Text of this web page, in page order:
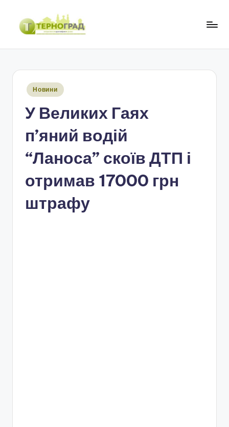
Перейти
Опубліковано
Новини
У Великих Гаях
п’яний водій
“Ланоса” скоїв ДТП і
отримав 17000 грн
штрафу